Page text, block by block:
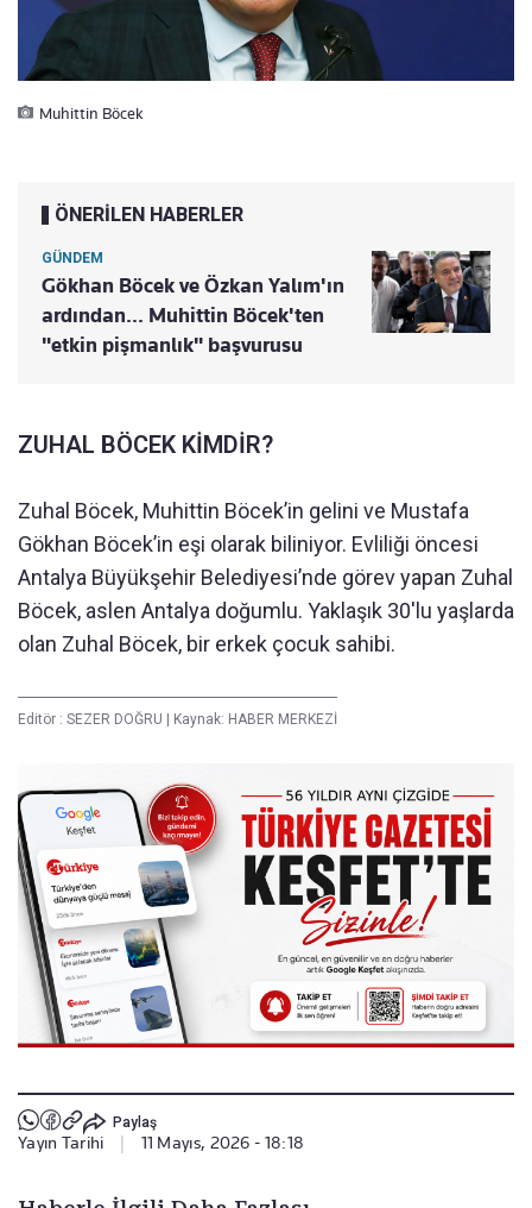
Muhittin Böcek
ÖNERİLEN HABERLER
GÜNDEM
Gökhan Böcek ve Özkan Yalım'ın
ardından... Muhittin Böcek'ten
"etkin pişmanlık" başvurusu
ZUHAL BÖCEK KİMDİR?
Zuhal Böcek, Muhittin Böcek’in gelini ve Mustafa
Gökhan Böcek’in eşi olarak biliniyor. Evliliği öncesi
Antalya Büyükşehir Belediyesi’nde görev yapan Zuhal
Böcek, aslen Antalya doğumlu. Yaklaşık 30'lu yaşlarda
olan Zuhal Böcek, bir erkek çocuk sahibi.
Editör : SEZER DOĞRU | Kaynak: HABER MERKEZİ
Paylaş
Yayın Tarihi 11 Mayıs, 2026 - 18:18